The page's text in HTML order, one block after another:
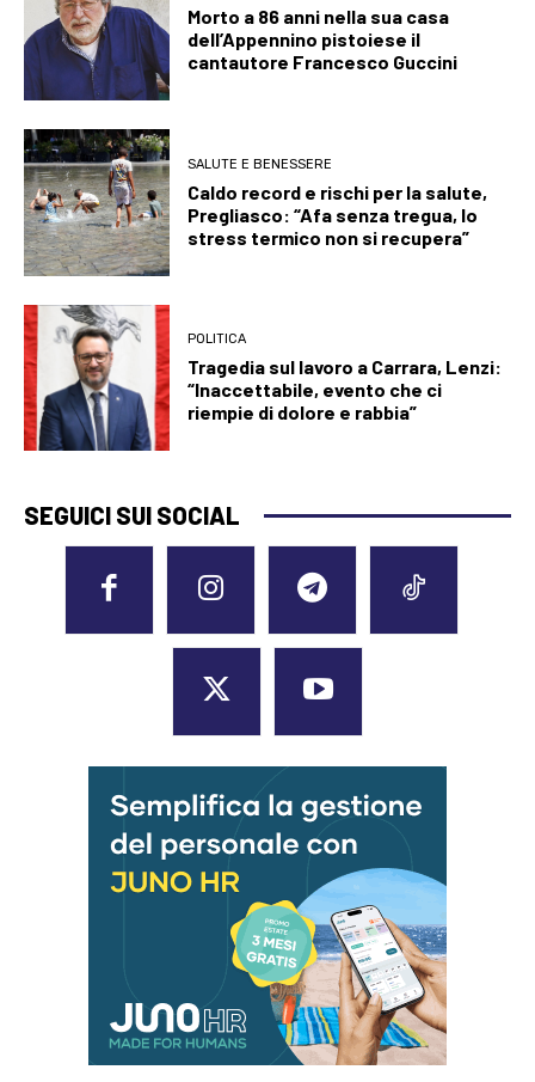
Morto a 86 anni nella sua casa
dell’Appennino pistoiese il
cantautore Francesco Guccini
SALUTE E BENESSERE
Caldo record e rischi per la salute,
Pregliasco: “Afa senza tregua, lo
stress termico non si recupera”
POLITICA
Tragedia sul lavoro a Carrara, Lenzi:
“Inaccettabile, evento che ci
riempie di dolore e rabbia”
SEGUICI SUI SOCIAL